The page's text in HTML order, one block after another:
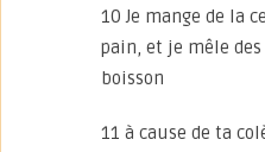
10 Je mange de la
pain, et je mêle
boisson
11 à cause de ta